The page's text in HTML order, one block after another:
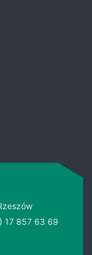
17 857 63 69